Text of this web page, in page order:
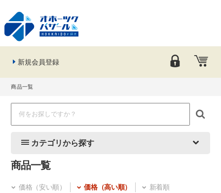
新規会員登録
商品一覧
カテゴリから探す
商品一覧
価格（安い順） 価格（高い順） 新着順